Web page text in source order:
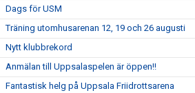
Dags för USM
Träning utomhusarenan 12, 19 och 26 augusti
Nytt klubbrekord
Anmälan till Uppsalaspelen är öppen!!
Fantastisk helg på Uppsala Friidrottsarena